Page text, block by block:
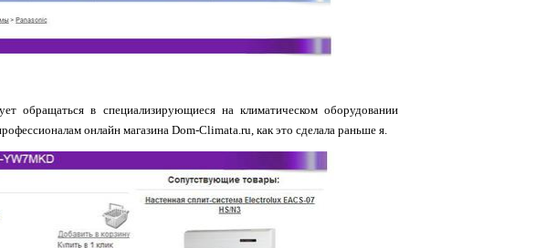
обращаться в специализирующиеся на климатическом оборудовании
онлайн магазина Dom-Climata.ru, как это сделала раньше я.